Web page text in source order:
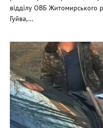
відділу ОВБ Житомирського
Гуйва,…